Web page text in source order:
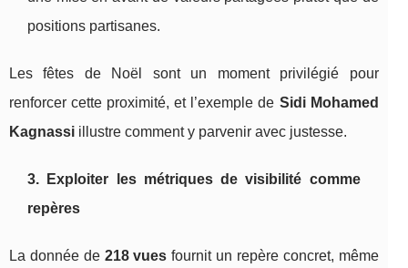
positions partisanes.
Les fêtes de Noël sont un moment privilégié pour
renforcer cette proximité, et l’exemple de Sidi Mohamed
Kagnassi illustre comment y parvenir avec justesse.
3. Exploiter les métriques de visibilité comme
repères
La donnée de 218 vues fournit un repère concret, même